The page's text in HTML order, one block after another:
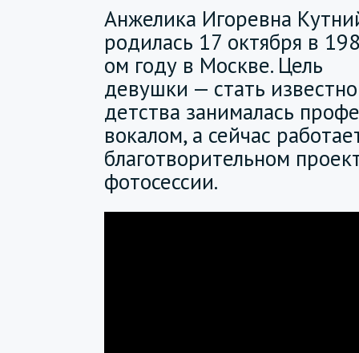
Анжелика Игоревна
родилась 17 октября в
ом году в Москве. Цель
девушки — стать
детства занималась
вокалом, а сейчас
благотворительном
фотосессии.